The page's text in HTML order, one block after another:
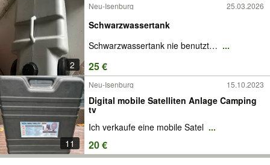
2
Neu-Isenburg 25.03.2026
Schwarzwassertank
Schwarzwassertank nie benutzt… ...
25 €
11
Neu-Isenburg 15.10.2023
Digital mobile Satelliten Anlage Camping
tv
Ich verkaufe eine mobile Satel ...
20 €